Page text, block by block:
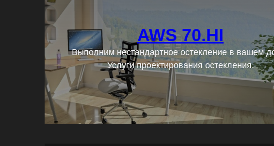
AWS 70.HI
Выполним нестандартное остекление в вашем
Услуги проектирования остекления.
Подробнее